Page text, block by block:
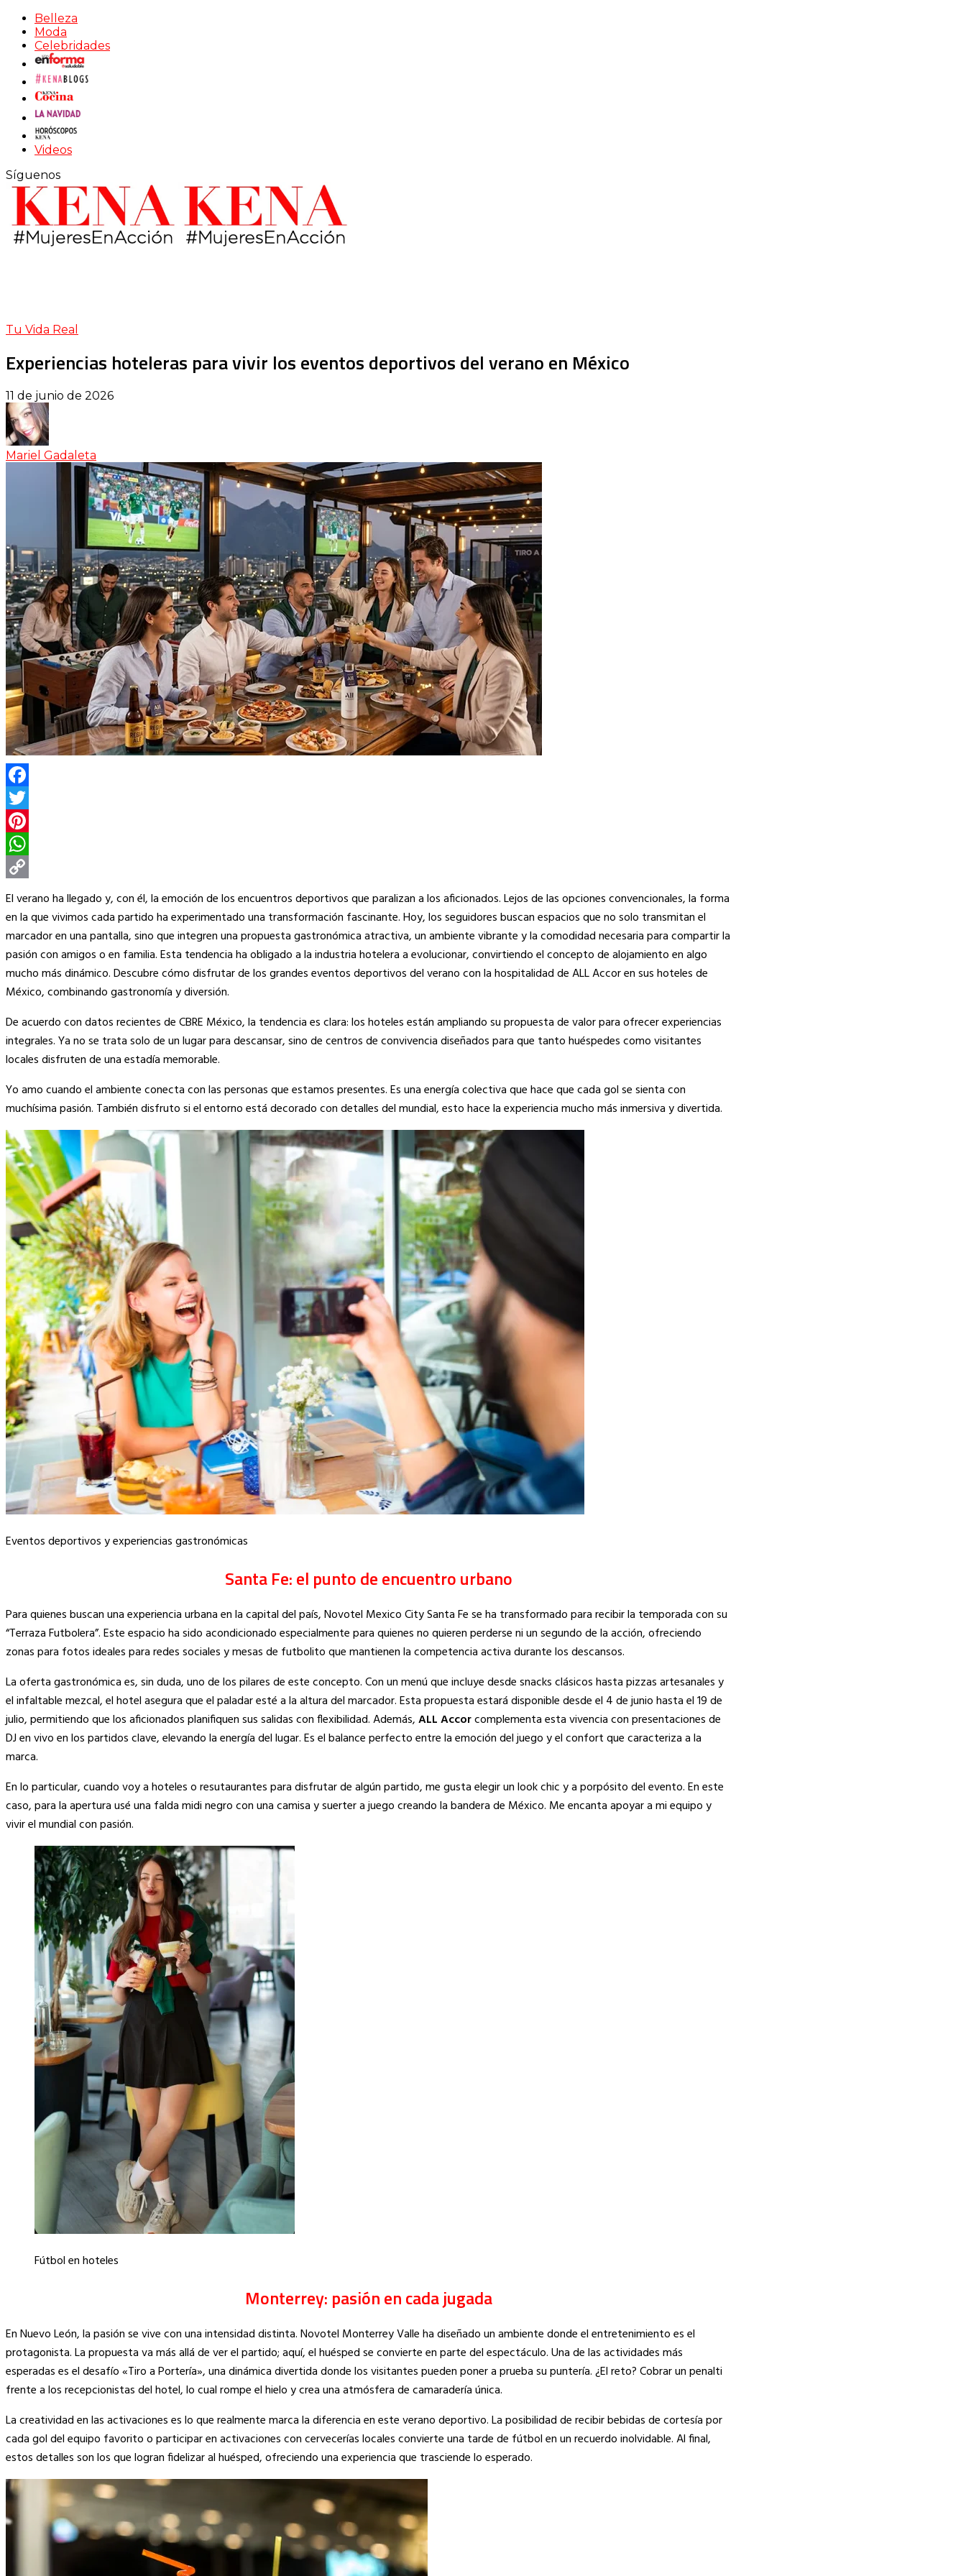
Belleza
Moda
Celebridades
Videos
Síguenos
Tu Vida Real
Experiencias hoteleras para vivir los eventos deportivos del verano en México
11 de junio de 2026
Mariel Gadaleta
Facebook
Twitter
Pinterest
WhatsApp
Copy
Link
El verano ha llegado y, con él, la emoción de los encuentros deportivos que paralizan a los aficionados. Lejos de las opciones convencionales, la forma
en la que vivimos cada partido ha experimentado una transformación fascinante. Hoy, los seguidores buscan espacios que no solo transmitan el
marcador en una pantalla, sino que integren una propuesta gastronómica atractiva, un ambiente vibrante y la comodidad necesaria para compartir la
pasión con amigos o en familia. Esta tendencia ha obligado a la industria hotelera a evolucionar, convirtiendo el concepto de alojamiento en algo
mucho más dinámico. Descubre cómo disfrutar de los grandes eventos deportivos del verano con la hospitalidad de ALL Accor en sus hoteles de
México, combinando gastronomía y diversión.
De acuerdo con datos recientes de CBRE México, la tendencia es clara: los hoteles están ampliando su propuesta de valor para ofrecer experiencias
integrales. Ya no se trata solo de un lugar para descansar, sino de centros de convivencia diseñados para que tanto huéspedes como visitantes
locales disfruten de una estadía memorable.
Yo amo cuando el ambiente conecta con las personas que estamos presentes. Es una energía colectiva que hace que cada gol se sienta con
muchísima pasión. También disfruto si el entorno está decorado con detalles del mundial, esto hace la experiencia mucho más inmersiva y divertida.
Eventos deportivos y experiencias gastronómicas
Santa Fe: el punto de encuentro urbano
Para quienes buscan una experiencia urbana en la capital del país, Novotel Mexico City Santa Fe se ha transformado para recibir la temporada con su
“Terraza Futbolera”. Este espacio ha sido acondicionado especialmente para quienes no quieren perderse ni un segundo de la acción, ofreciendo
zonas para fotos ideales para redes sociales y mesas de futbolito que mantienen la competencia activa durante los descansos.
La oferta gastronómica es, sin duda, uno de los pilares de este concepto. Con un menú que incluye desde snacks clásicos hasta pizzas artesanales y
el infaltable mezcal, el hotel asegura que el paladar esté a la altura del marcador. Esta propuesta estará disponible desde el 4 de junio hasta el 19 de
julio, permitiendo que los aficionados planifiquen sus salidas con flexibilidad. Además,ALL Accorcomplementa esta vivencia con presentaciones de
DJ en vivo en los partidos clave, elevando la energía del lugar. Es el balance perfecto entre la emoción del juego y el confort que caracteriza a la
marca.
En lo particular, cuando voy a hoteles o resutaurantes para disfrutar de algún partido, me gusta elegir un look chic y a porpósito del evento. En este
caso, para la apertura usé una falda midi negro con una camisa y suerter a juego creando la bandera de México. Me encanta apoyar a mi equipo y
vivir el mundial con pasión.
Fútbol en hoteles
Monterrey: pasión en cada jugada
En Nuevo León, la pasión se vive con una intensidad distinta. Novotel Monterrey Valle ha diseñado un ambiente donde el entretenimiento es el
protagonista. La propuesta va más allá de ver el partido; aquí, el huésped se convierte en parte del espectáculo. Una de las actividades más
esperadas es el desafío «Tiro a Portería», una dinámica divertida donde los visitantes pueden poner a prueba su puntería. ¿El reto? Cobrar un penalti
frente a los recepcionistas del hotel, lo cual rompe el hielo y crea una atmósfera de camaradería única.
La creatividad en las activaciones es lo que realmente marca la diferencia en este verano deportivo. La posibilidad de recibir bebidas de cortesía por
cada gol del equipo favorito o participar en activaciones con cervecerías locales convierte una tarde de fútbol en un recuerdo inolvidable. Al final,
estos detalles son los que logran fidelizar al huésped, ofreciendo una experiencia que trasciende lo esperado.